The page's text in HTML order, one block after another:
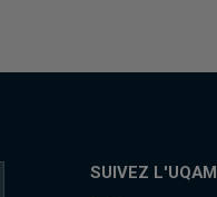
SUIVEZ L'UQAM